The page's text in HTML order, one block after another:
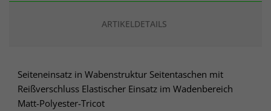
ARTIKELDETAILS
Seiteneinsatz in Wabenstruktur Seitentaschen mit
Reißverschluss Elastischer Einsatz im Wadenbereich
Matt-Polyester-Tricot